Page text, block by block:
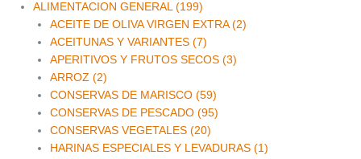
ALIMENTACION GENERAL (199)
ACEITE DE OLIVA VIRGEN EXTRA (2)
ACEITUNAS Y VARIANTES (7)
APERITIVOS Y FRUTOS SECOS (3)
ARROZ (2)
CONSERVAS DE MARISCO (59)
CONSERVAS DE PESCADO (95)
CONSERVAS VEGETALES (20)
HARINAS ESPECIALES Y LEVADURAS (1)